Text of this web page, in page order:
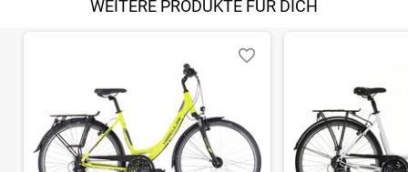
WEITERE PRODUKTE FÜR DICH